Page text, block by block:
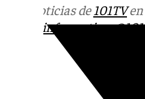
Más noticias de 101TVen